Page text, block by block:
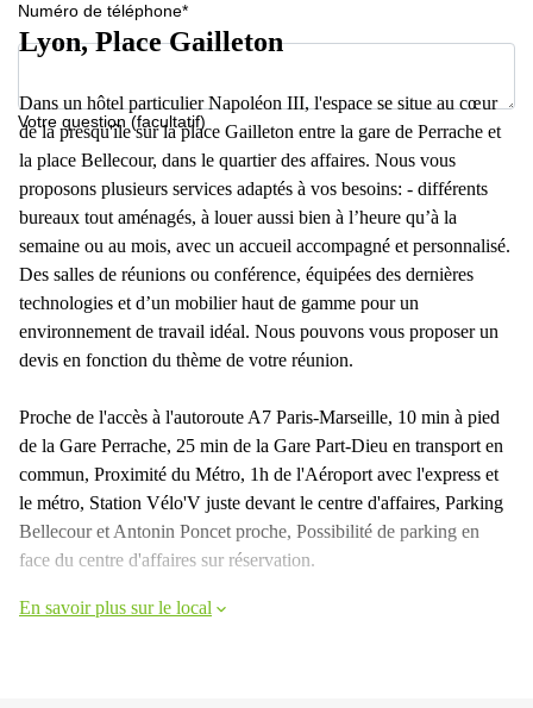
Numéro de téléphone*
Votre question (facultatif)
Lyon, Place Gailleton
Dans un hôtel particulier Napoléon III, l'espace se situe au cœur
de la presqu'île sur la place Gailleton entre la gare de Perrache et
la place Bellecour, dans le quartier des affaires. Nous vous
proposons plusieurs services adaptés à vos besoins: - différents
bureaux tout aménagés, à louer aussi bien à l’heure qu’à la
semaine ou au mois, avec un accueil accompagné et personnalisé.
Des salles de réunions ou conférence, équipées des dernières
technologies et d’un mobilier haut de gamme pour un
environnement de travail idéal. Nous pouvons vous proposer un
devis en fonction du thème de votre réunion.
Proche de l'accès à l'autoroute A7 Paris-Marseille, 10 min à pied
de la Gare Perrache, 25 min de la Gare Part-Dieu en transport en
commun, Proximité du Métro, 1h de l'Aéroport avec l'express et
le métro, Station Vélo'V juste devant le centre d'affaires, Parking
Bellecour et Antonin Poncet proche, Possibilité de parking en
face du centre d'affaires sur réservation.
En savoir plus sur le local